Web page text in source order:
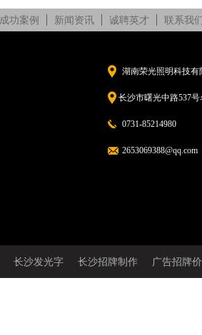
成功案例 新闻资讯 诚聘英才 联系我
湖南荣光照明科技有
长沙市曙光中路537
0731-85214980
2653069388@qq.com
长沙发光字 长沙招牌制作 广告招牌